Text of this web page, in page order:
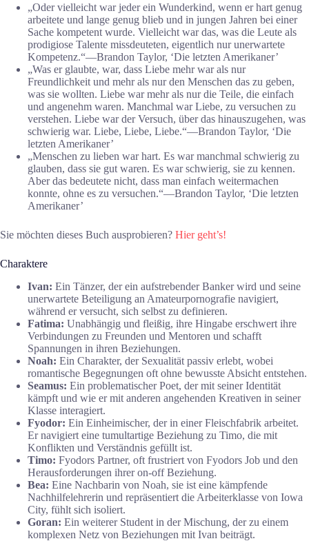
„Oder vielleicht war jeder ein Wunderkind, wenn er hart genug
arbeitete und lange genug blieb und in jungen Jahren bei einer
Sache kompetent wurde. Vielleicht war das, was die Leute als
prodigiose Talente missdeuteten, eigentlich nur unerwartete
Kompetenz.“―Brandon Taylor, ‘Die letzten Amerikaner’
„Was er glaubte, war, dass Liebe mehr war als nur
Freundlichkeit und mehr als nur den Menschen das zu geben,
was sie wollten. Liebe war mehr als nur die Teile, die einfach
und angenehm waren. Manchmal war Liebe, zu versuchen zu
verstehen. Liebe war der Versuch, über das hinauszugehen, was
schwierig war. Liebe, Liebe, Liebe.“―Brandon Taylor, ‘Die
letzten Amerikaner’
„Menschen zu lieben war hart. Es war manchmal schwierig zu
glauben, dass sie gut waren. Es war schwierig, sie zu kennen.
Aber das bedeutete nicht, dass man einfach weitermachen
konnte, ohne es zu versuchen.“―Brandon Taylor, ‘Die letzten
Amerikaner’
Sie möchten dieses Buch ausprobieren? Hier geht’s!
Charaktere
Ivan: Ein Tänzer, der ein aufstrebender Banker wird und seine
unerwartete Beteiligung an Amateurpornografie navigiert,
während er versucht, sich selbst zu definieren.
Fatima: Unabhängig und fleißig, ihre Hingabe erschwert ihre
Verbindungen zu Freunden und Mentoren und schafft
Spannungen in ihren Beziehungen.
Noah: Ein Charakter, der Sexualität passiv erlebt, wobei
romantische Begegnungen oft ohne bewusste Absicht entstehen.
Seamus: Ein problematischer Poet, der mit seiner Identität
kämpft und wie er mit anderen angehenden Kreativen in seiner
Klasse interagiert.
Fyodor: Ein Einheimischer, der in einer Fleischfabrik arbeitet.
Er navigiert eine tumultartige Beziehung zu Timo, die mit
Konflikten und Verständnis gefüllt ist.
Timo: Fyodors Partner, oft frustriert von Fyodors Job und den
Herausforderungen ihrer on-off Beziehung.
Bea: Eine Nachbarin von Noah, sie ist eine kämpfende
Nachhilfelehrerin und repräsentiert die Arbeiterklasse von Iowa
City, fühlt sich isoliert.
Goran: Ein weiterer Student in der Mischung, der zu einem
komplexen Netz von Beziehungen mit Ivan beiträgt.